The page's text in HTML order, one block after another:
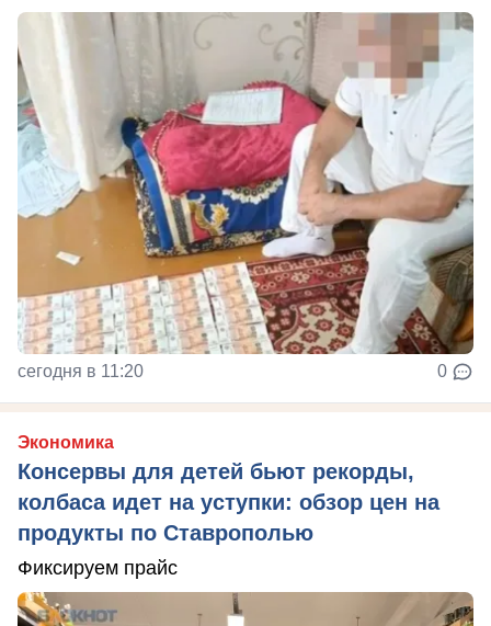
сегодня в 11:20 0
Экономика
Консервы для детей бьют рекорды,
колбаса идет на уступки: обзор цен на
продукты по Ставрополью
Фиксируем прайс